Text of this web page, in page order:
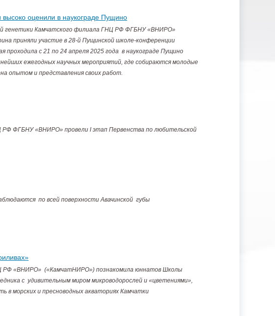
оценили в наукограде Пущино
генетики Камчатского филиала ГНЦ РФ ФГБНУ «ВНИРО»
приняли участие в 28-й Пущинской школе-конференции
с 21 по 24 апреля 2025 года в наукограде Пущино
ежегодных научных мероприятий, где собираются молодые
опытом и представления своих работ.
ФГБНУ «ВНИРО» провели I этап Первенства по любительской
по всей поверхности Авачинской губы
РФ «ВНИРО» («КамчатНИРО») познакомила юннатов Школы
с удивительным миром микроводорослей и «цветениями»,
в морских и пресноводных акваториях Камчатки